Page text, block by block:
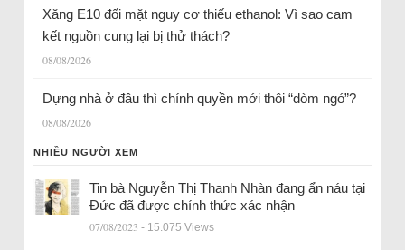
Xăng E10 đối mặt nguy cơ thiếu ethanol: Vì sao cam
kết nguồn cung lại bị thử thách?
08/08/2026
Dựng nhà ở đâu thì chính quyền mới thôi “dòm ngó”?
08/08/2026
NHIỀU NGƯỜI XEM
Tin bà Nguyễn Thị Thanh Nhàn đang ẩn náu tại
Đức đã được chính thức xác nhận
07/08/2023 - 15.075 Views